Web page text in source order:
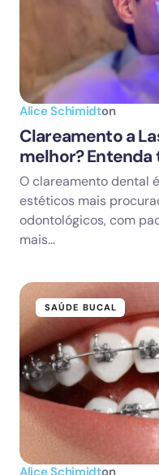
Alice Schimidton
Clareamento a
melhor? Entenda
O clareamento dental
estéticos mais
odontológicos, com
mais…
SAÚDE BUCAL
Alice Schimidton